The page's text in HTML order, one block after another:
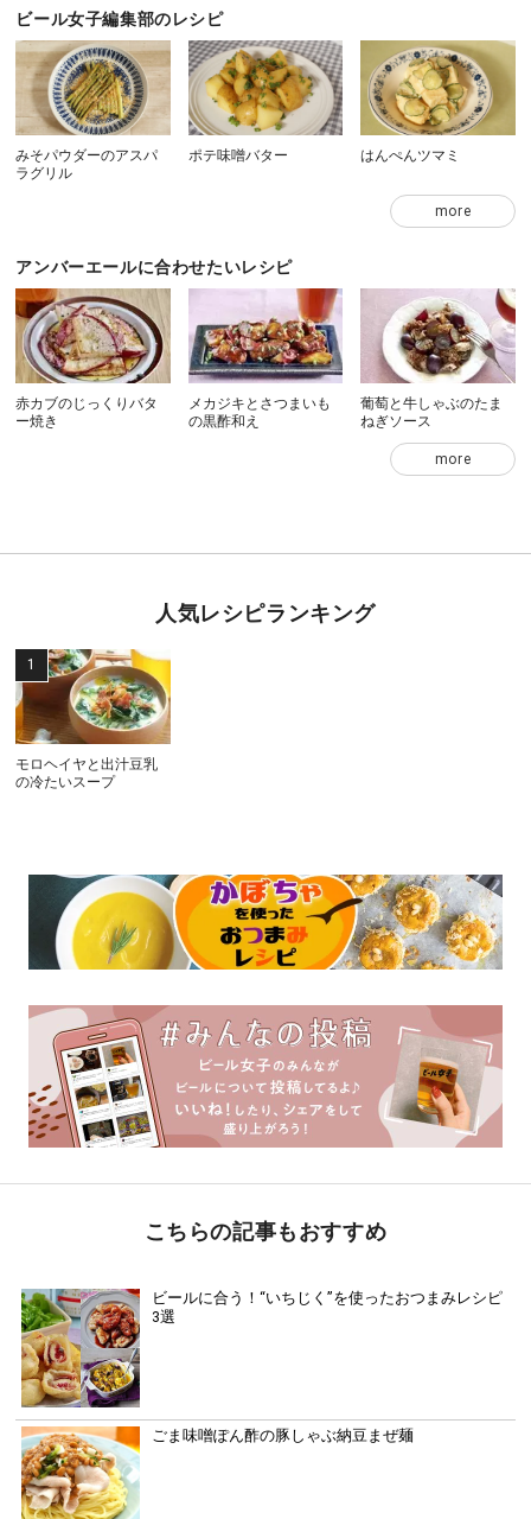
ビール女子編集部のレシピ
みそパウダーのアスパ
ラグリル
ポテ味噌バター はんぺんツマミ
more
アンバーエールに合わせたいレシピ
赤カブのじっくりバタ
ー焼き
メカジキとさつまいも
の黒酢和え
葡萄と牛しゃぶのたま
ねぎソース
more
人気レシピランキング
モロヘイヤと出汁豆乳
の冷たいスープ
こちらの記事もおすすめ
ビールに合う！“いちじく”を使ったおつまみレシピ
3選
ごま味噌ぽん酢の豚しゃぶ納豆まぜ麺